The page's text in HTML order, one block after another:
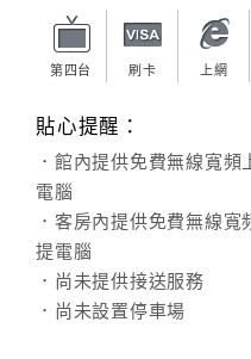
品
宣
傳
第四台 刷卡 上網
貼心提醒：
．館內提供免費無線寬
電腦
．客房內提供免費無線
提電腦
．尚未提供接送服務
．尚未設置停車場